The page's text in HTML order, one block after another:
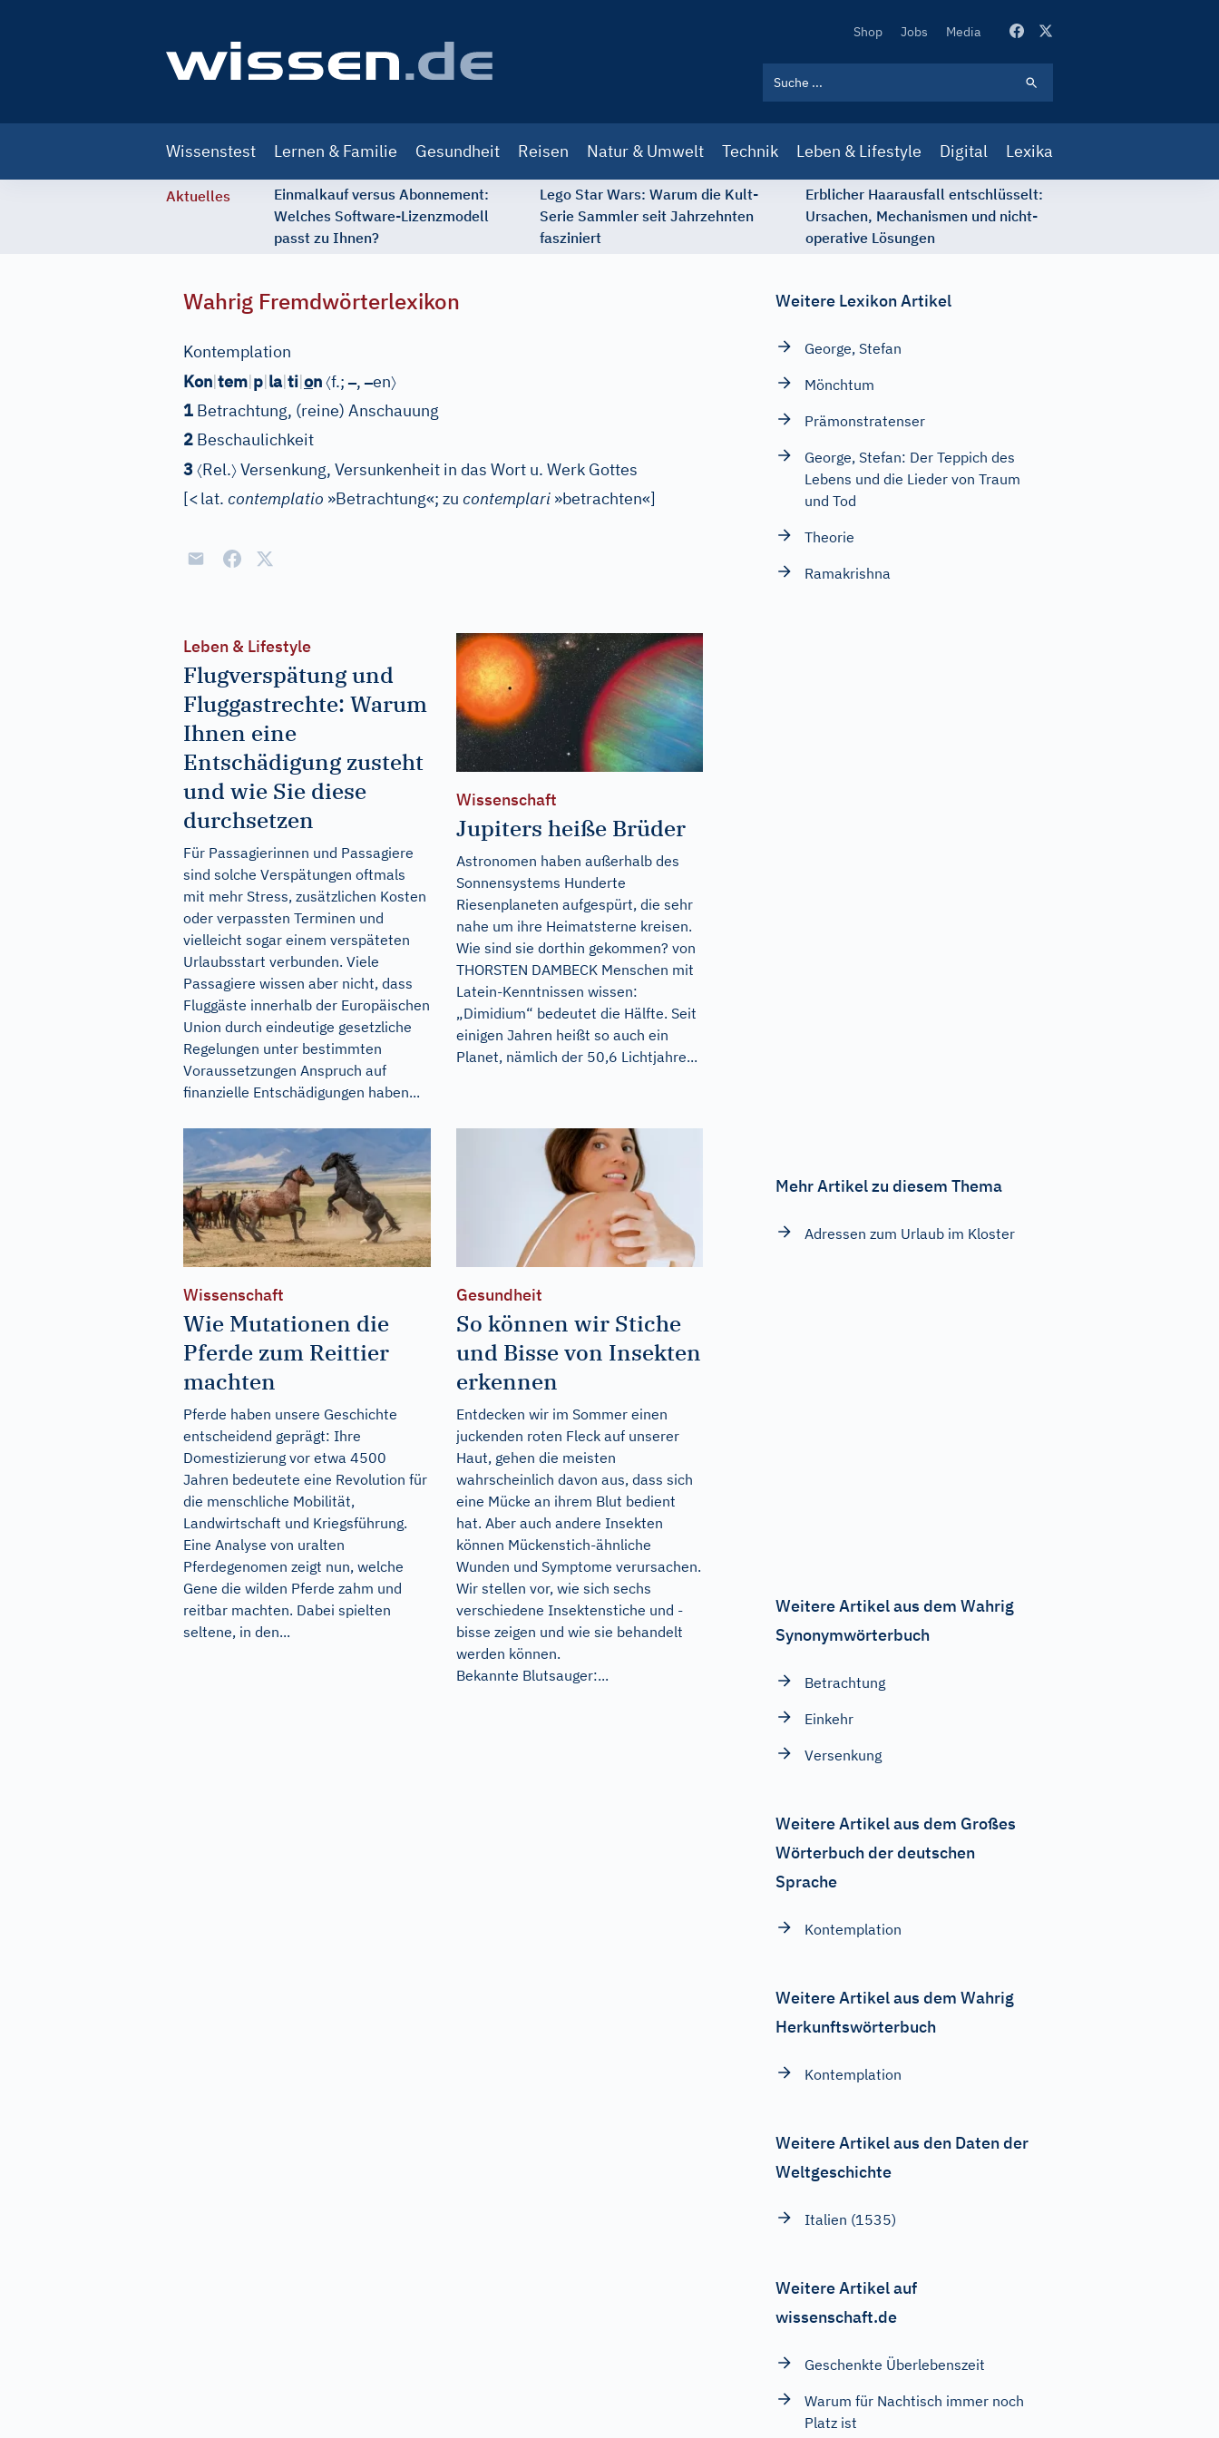
Secondary
Shop Jobs Media
navigation
Wissenstest Lernen & Familie Gesundheit Reisen Natur & Umwelt Technik Leben & Lifestyle Digital Lexika
Aktuelles
Einmalkauf versus Abonnement:
Welches Software-Lizenzmodell
passt zu Ihnen?
Lego Star Wars: Warum die Kult-
Serie Sammler seit Jahrzehnten
fasziniert
Erblicher Haarausfall entschlüsselt:
Ursachen, Mechanismen und nicht-
operative Lösungen
Wahrig Fremdwörterlexikon
Kontemplation
Kon|tem|p|la|ti|on〈f.;–,–en〉
1 Betrachtung, (reine) Anschauung
2 Beschaulichkeit
3 〈Rel.〉Versenkung, Versunkenheit in das Wort u. Werk Gottes
[<lat. contemplatio »Betrachtung«; zu contemplari »betrachten«]
Leben & Lifestyle
Flugverspätung und
Fluggastrechte: Warum
Ihnen eine
Entschädigung zusteht
und wie Sie diese
durchsetzen
Für Passagierinnen und Passagiere
sind solche Verspätungen oftmals
mit mehr Stress, zusätzlichen Kosten
oder verpassten Terminen und
vielleicht sogar einem verspäteten
Urlaubsstart verbunden. Viele
Passagiere wissen aber nicht, dass
Fluggäste innerhalb der Europäischen
Union durch eindeutige gesetzliche
Regelungen unter bestimmten
Voraussetzungen Anspruch auf
finanzielle Entschädigungen haben...
Wissenschaft
Jupiters heiße Brüder
Astronomen haben außerhalb des
Sonnensystems Hunderte
Riesenplaneten aufgespürt, die sehr
nahe um ihre Heimatsterne kreisen.
Wie sind sie dorthin gekommen? von
THORSTEN DAMBECK Menschen mit
Latein-Kenntnissen wissen:
„Dimidium“ bedeutet die Hälfte. Seit
einigen Jahren heißt so auch ein
Planet, nämlich der 50,6 Lichtjahre...
Wissenschaft
Wie Mutationen die
Pferde zum Reittier
machten
Pferde haben unsere Geschichte
entscheidend geprägt: Ihre
Domestizierung vor etwa 4500
Jahren bedeutete eine Revolution für
die menschliche Mobilität,
Landwirtschaft und Kriegsführung.
Eine Analyse von uralten
Pferdegenomen zeigt nun, welche
Gene die wilden Pferde zahm und
reitbar machten. Dabei spielten
seltene, in den...
Gesundheit
So können wir Stiche
und Bisse von Insekten
erkennen
Entdecken wir im Sommer einen
juckenden roten Fleck auf unserer
Haut, gehen die meisten
wahrscheinlich davon aus, dass sich
eine Mücke an ihrem Blut bedient
hat. Aber auch andere Insekten
können Mückenstich-ähnliche
Wunden und Symptome verursachen.
Wir stellen vor, wie sich sechs
verschiedene Insektenstiche und -
bisse zeigen und wie sie behandelt
werden können.
Bekannte Blutsauger:...
Weitere Lexikon Artikel
George, Stefan
Mönchtum
Prämonstratenser
George, Stefan: Der Teppich des
Lebens und die Lieder von Traum
und Tod
Theorie
Ramakrishna
Mehr Artikel zu diesem Thema
Adressen zum Urlaub im Kloster
Weitere Artikel aus dem Wahrig
Synonymwörterbuch
Betrachtung
Einkehr
Versenkung
Weitere Artikel aus dem Großes
Wörterbuch der deutschen
Sprache
Kontemplation
Weitere Artikel aus dem Wahrig
Herkunftswörterbuch
Kontemplation
Weitere Artikel aus den Daten der
Weltgeschichte
Italien (1535)
Weitere Artikel auf
wissenschaft.de
Geschenkte Überlebenszeit
Warum für Nachtisch immer noch
Platz ist